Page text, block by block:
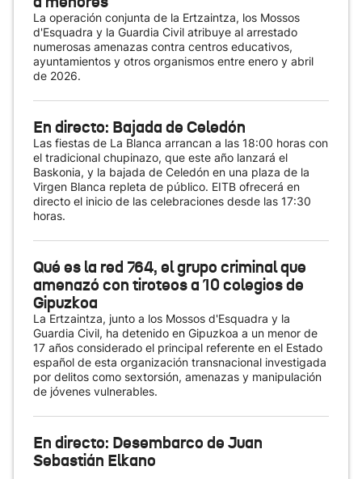
La operación conjunta de la Ertzaintza, los Mossos
d'Esquadra y la Guardia Civil atribuye al arrestado
numerosas amenazas contra centros educativos,
ayuntamientos y otros organismos entre enero y abril
de 2026.
En directo: Bajada de Celedón
Las fiestas de La Blanca arrancan a las 18:00 horas con
el tradicional chupinazo, que este año lanzará el
Baskonia, y la bajada de Celedón en una plaza de la
Virgen Blanca repleta de público. EITB ofrecerá en
directo el inicio de las celebraciones desde las 17:30
horas.
Qué es la red 764, el grupo criminal que
amenazó con tiroteos a 10 colegios de
Gipuzkoa
La Ertzaintza, junto a los Mossos d'Esquadra y la
Guardia Civil, ha detenido en Gipuzkoa a un menor de
17 años considerado el principal referente en el Estado
español de esta organización transnacional investigada
por delitos como sextorsión, amenazas y manipulación
de jóvenes vulnerables.
En directo: Desembarco de Juan
Sebastián Elkano